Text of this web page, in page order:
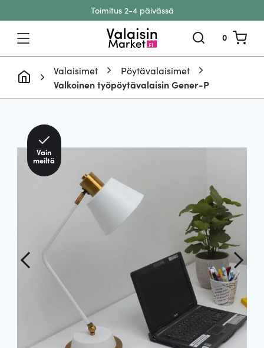
Toimitus 2-4 päivässä
Siirry sisältöön 0
Valaisimet
Pöytävalaisimet
Valkoinen työpöytävalaisin Gener-P
Vain
meiltä